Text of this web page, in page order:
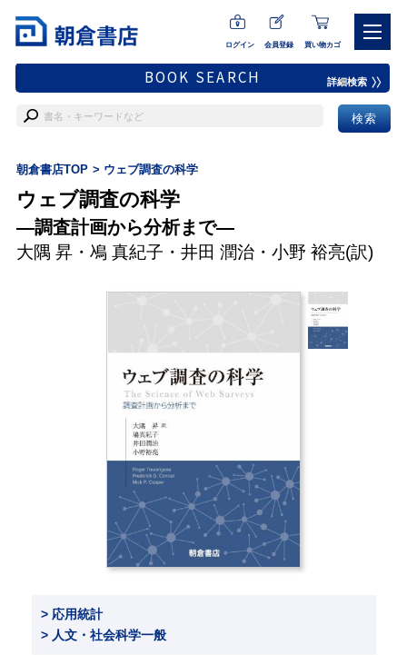
ログイン 会員登録 買い物カゴ
BOOK SEARCH 詳細検索
朝倉書店TOP ウェブ調査の科学
ウェブ調査の科学
―調査計画から分析まで―
大隅 昇・ 鳰 真紀子 ・ 井田 潤治・ 小野 裕亮(訳)
> 応用統計
> 人文・社会科学一般